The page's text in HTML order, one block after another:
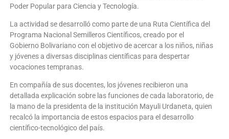
Poder Popular para Ciencia y Tecnología.
La actividad se desarrolló como parte de una Ruta Científica del
Programa Nacional Semilleros Científicos, creado por el
Gobierno Bolivariano con el objetivo de acercar a los niños, niñas
y jóvenes a diversas disciplinas científicas para despertar
vocaciones tempranas.
En compañía de sus docentes, los jóvenes recibieron una
detallada explicación sobre las funciones de cada laboratorio, de
la mano de la presidenta de la institución Mayuli Urdaneta, quien
recalcó la importancia de estos espacios para el desarrollo
científico-tecnológico del país.